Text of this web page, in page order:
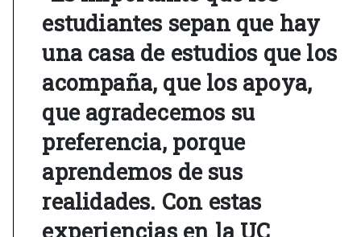
estudiantes sepan que hay
una casa de estudios que los
acompaña, que los apoya,
que agradecemos su
preferencia, porque
aprendemos de sus
realidades. Con estas
experiencias en la UC